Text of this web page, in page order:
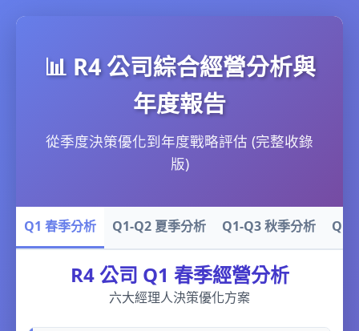
📊 R4 公司綜合經營分析與
年度報告
從季度決策優化到年度戰略評估 (完整收錄
版)
Q1 春季分析 Q1-Q2 夏季分析 Q1-Q3 秋季分析 Q1-
R4 公司 Q1 春季經營分析
六大經理人決策優化方案